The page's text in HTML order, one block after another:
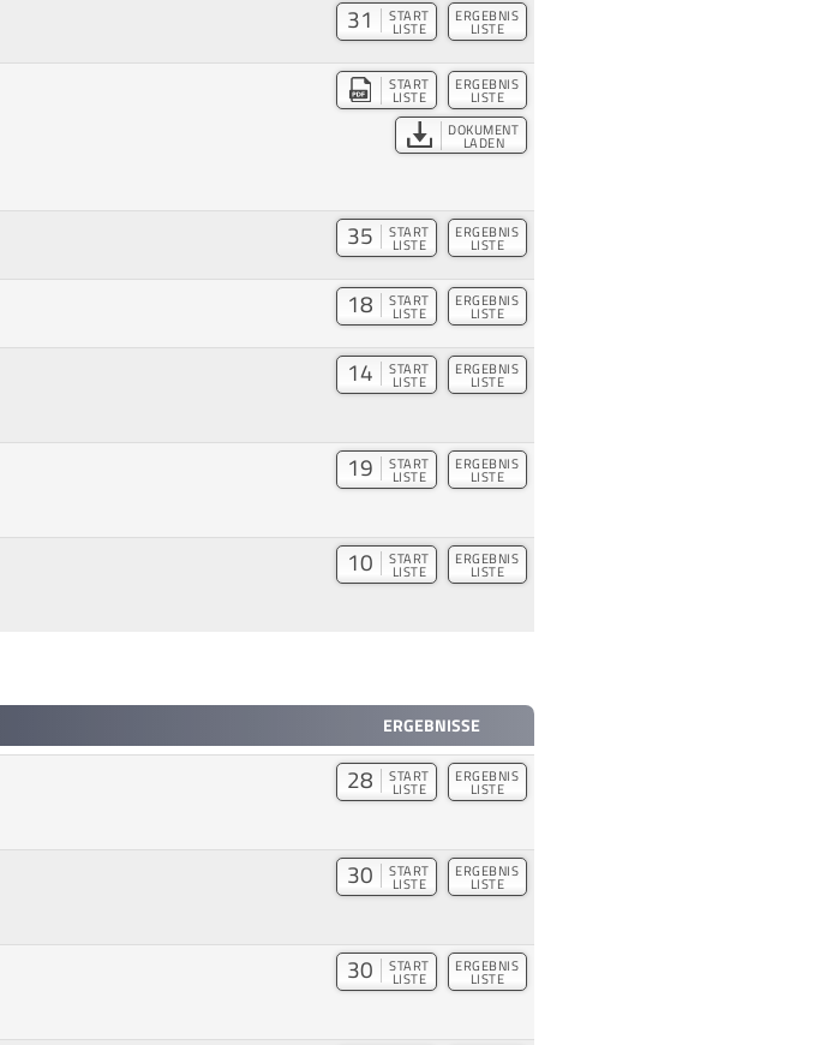
31 START
LISTE
ERGEBNIS
LISTE
START
LISTE
ERGEBNIS
LISTE
DOKUMENT
LADEN
35 START
LISTE
ERGEBNIS
LISTE
18 START
LISTE
ERGEBNIS
LISTE
14 START
LISTE
ERGEBNIS
LISTE
19 START
LISTE
ERGEBNIS
LISTE
10 START
LISTE
ERGEBNIS
LISTE
ERGEBNISSE
28 START
LISTE
ERGEBNIS
LISTE
30 START
LISTE
ERGEBNIS
LISTE
30 START
LISTE
ERGEBNIS
LISTE